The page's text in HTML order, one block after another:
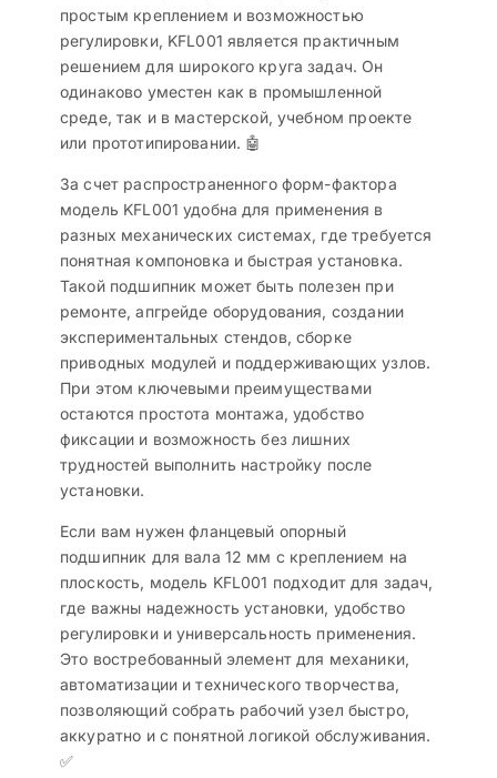
простым креплением и возможностью
регулировки, KFL001 является практичным
решением для широкого круга задач. Он
одинаково уместен как в промышленной
среде, так и в мастерской, учебном проекте
или прототипировании. 🤖
За счет распространенного форм-фактора
модель KFL001 удобна для применения в
разных механических системах, где требуется
понятная компоновка и быстрая установка.
Такой подшипник может быть полезен при
ремонте, апгрейде оборудования, создании
экспериментальных стендов, сборке
приводных модулей и поддерживающих узлов.
При этом ключевыми преимуществами
остаются простота монтажа, удобство
фиксации и возможность без лишних
трудностей выполнить настройку после
установки.
Если вам нужен фланцевый опорный
подшипник для вала 12 мм с креплением на
плоскость, модель KFL001 подходит для задач,
где важны надежность установки, удобство
регулировки и универсальность применения.
Это востребованный элемент для механики,
автоматизации и технического творчества,
позволяющий собрать рабочий узел быстро,
аккуратно и с понятной логикой обслуживания.
✅